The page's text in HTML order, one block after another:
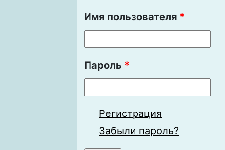
Имя пользователя *
Пароль *
Регистрация
Забыли пароль?